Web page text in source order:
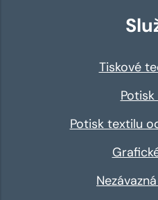
Tiskové
Potisk textilu